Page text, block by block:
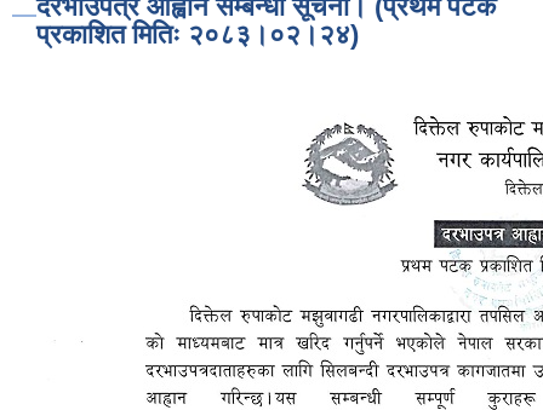
दरभाउपत्र आह्वान सम्बन्धी सूचना। (प्रथम पटक
प्रकाशित मितिः २०८३।०२।२४)